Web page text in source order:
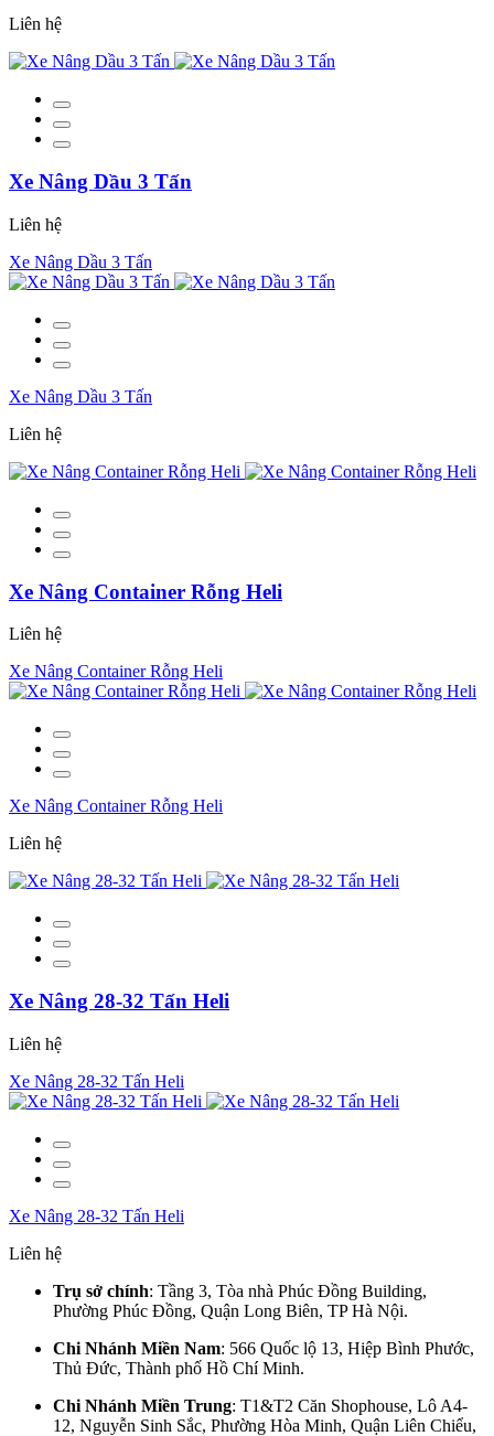
Liên hệ
Xe Nâng Dầu 3 Tấn
Liên hệ
Xe Nâng Dầu 3 Tấn
Xe Nâng Dầu 3 Tấn
Liên hệ
Xe Nâng Container Rỗng Heli
Liên hệ
Xe Nâng Container Rỗng Heli
Xe Nâng Container Rỗng Heli
Liên hệ
Xe Nâng 28-32 Tấn Heli
Liên hệ
Xe Nâng 28-32 Tấn Heli
Xe Nâng 28-32 Tấn Heli
Liên hệ
Trụ sở chính: Tầng 3, Tòa nhà Phúc Đồng Building,
Phường Phúc Đồng, Quận Long Biên, TP Hà Nội.
Chi Nhánh Miền Nam: 566 Quốc lộ 13, Hiệp Bình Phước,
Thủ Đức, Thành phố Hồ Chí Minh.
Chi Nhánh Miền Trung: T1&T2 Căn Shophouse, Lô A4-
12, Nguyễn Sinh Sắc, Phường Hòa Minh, Quận Liên Chiểu,